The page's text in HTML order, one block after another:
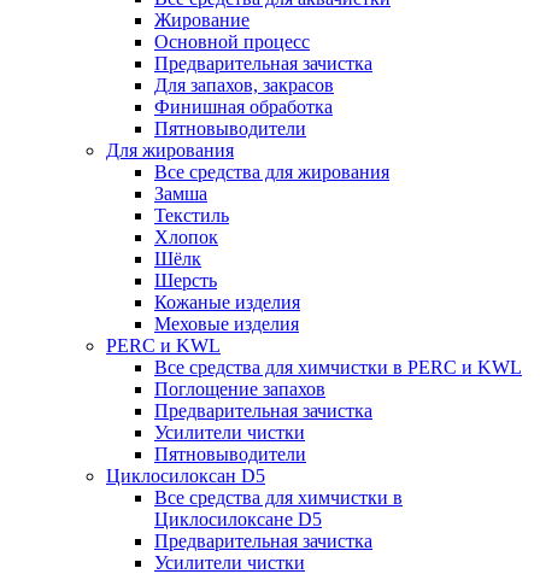
Жирование
Основной процесс
Предварительная зачистка
Для запахов, закрасов
Финишная обработка
Пятновыводители
Для жирования
Все средства для жирования
Замша
Текстиль
Хлопок
Шёлк
Шерсть
Кожаные изделия
Меховые изделия
PERC и KWL
Все средства для химчистки в PERC и KWL
Поглощение запахов
Предварительная зачистка
Усилители чистки
Пятновыводители
Циклосилоксан D5
Все средства для химчистки в
Циклосилоксане D5
Предварительная зачистка
Усилители чистки